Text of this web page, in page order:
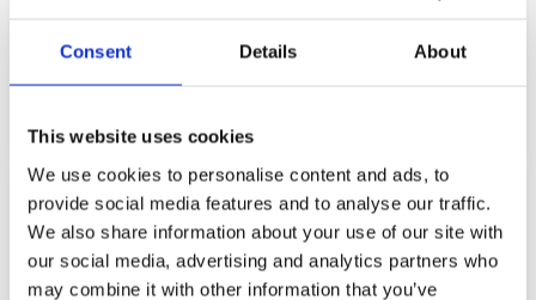
Consent Details About
This website uses cookies
We use cookies to personalise content and ads, to
provide social media features and to analyse our traffic.
We also share information about your use of our site with
our social media, advertising and analytics partners who
may combine it with other information that you’ve
21 SPEED
289,99€ (incl. VAT)
ΠΡΟΣΘΉΚΗ ΣΤΟ ΚΑΛΆΘΙ
PURPLE 21 SPEED